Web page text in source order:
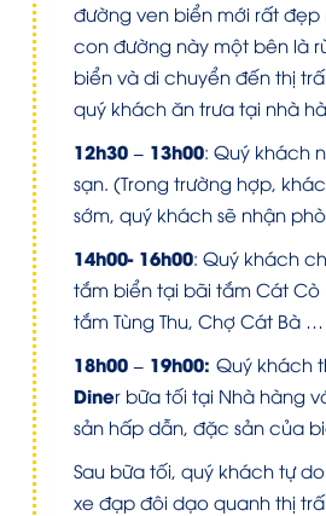
đường ven biển mới rất
con đường này một bên là
biển và di chuyển đến thị
quý khách ăn trưa tại nhà
12h30 – 13h00: Quý khách
sạn. (Trong trường hợp,
sớm, quý khách sẽ nhận
14h00- 16h00: Quý khách
tắm biển tại bãi tắm Cát Cò
tắm Tùng Thu, Chợ Cát Bà …
18h00 – 19h00: Quý khách
Diner bữa tối tại Nhà hàng
sản hấp dẫn, đặc sản của
Sau bữa tối, quý khách tự
xe đạp đôi dạo quanh thị